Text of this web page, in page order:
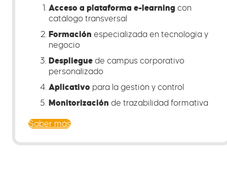
Acceso a plataforma e-learningcon
catálogo transversal
Formaciónespecializada en tecnología y
negocio
Desplieguede campus corporativo
personalizado
Aplicativo para la gestión y control
Monitorizaciónde trazabilidad formativa
Saber más